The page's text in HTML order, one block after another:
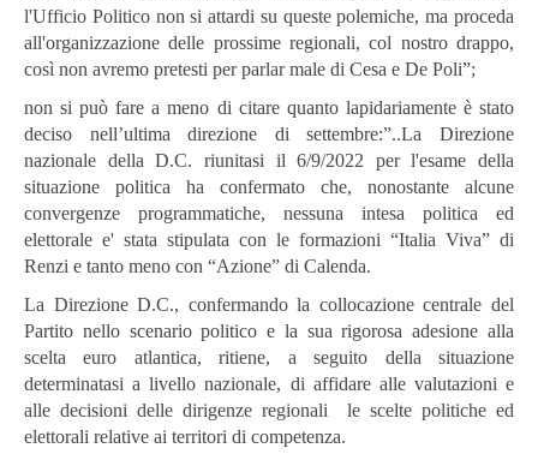
l'Ufficio Politico non si attardi su queste polemiche, ma proceda
all'organizzazione delle prossime regionali, col nostro drappo,
così non avremo pretesti per parlar male di Cesa e De Poli”;
non si può fare a meno di citare quanto lapidariamente è stato
deciso nell’ultima direzione di settembre:”..La Direzione
nazionale della D.C. riunitasi il 6/9/2022 per l'esame della
situazione politica ha confermato che, nonostante alcune
convergenze programmatiche, nessuna intesa politica ed
elettorale e' stata stipulata con le formazioni “Italia Viva” di
Renzi e tanto meno con “Azione” di Calenda.
La Direzione D.C., confermando la collocazione centrale del
Partito nello scenario politico e la sua rigorosa adesione alla
scelta euro atlantica, ritiene, a seguito della situazione
determinatasi a livello nazionale, di affidare alle valutazioni e
alle decisioni delle dirigenze regionali le scelte politiche ed
elettorali relative ai territori di competenza.